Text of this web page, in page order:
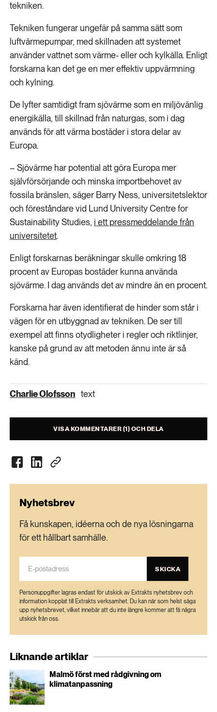
tekniken.
Tekniken fungerar ungefär på samma sätt som
luftvärmepumpar, med skillnaden att systemet
använder vattnet som värme- eller och kylkälla. Enligt
forskarna kan det ge en mer effektiv uppvärmning
och kylning.
De lyfter samtidigt fram sjövärme som en miljövänlig
energikälla, till skillnad från naturgas, som i dag
används för att värma bostäder i stora delar av
Europa.
– Sjövärme har potential att göra Europa mer
självförsörjande och minska importbehovet av
fossila bränslen, säger Barry Ness, universitetslektor
och föreståndare vid Lund University Centre for
Sustainability Studies, i ett pressmeddelande från
universitetet.
Enligt forskarnas beräkningar skulle omkring 18
procent av Europas bostäder kunna använda
sjövärme. I dag används det av mindre än en procent.
Forskarna har även identifierat de hinder som står i
vägen för en utbyggnad av tekniken. De ser till
exempel att finns otydligheter i regler och riktlinjer,
kanske på grund av att metoden ännu inte är så
känd.
Charlie Olofsson text
VISA KOMMENTARER (1) OCH DELA
Nyhetsbrev
Få kunskapen, idéerna och de nya lösningarna
för ett hållbart samhälle.
SKICKA
Personuppgifter lagras endast för utskick av Extrakts nyhetsbrev och
information kopplat till Extrakts verksamhet. Du kan när som helst säga
upp nyhetsbrevet, vilket innebär att du inte längre kommer att få några
utskick från oss.
Liknande artiklar
Malmö först med rådgivning om
klimatanpassning